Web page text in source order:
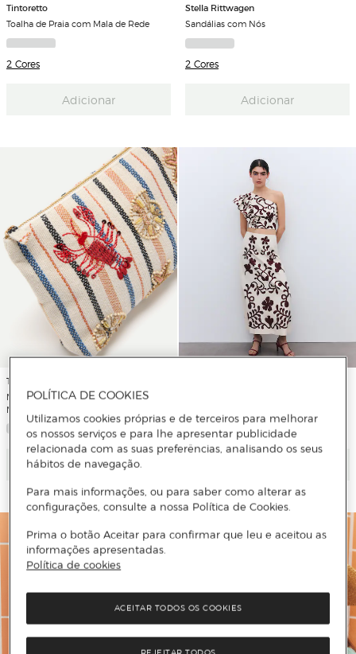
Tintoretto
Toalha de Praia com Mala de Rede
2 Cores
Adicionar
Stella Rittwagen
Sandálias com Nós
2 Cores
Adicionar
Tintoretto
Mala Tipo Clutch com Bordados do
Mar
Adicionar
POLÍTICA DE COOKIES
Utilizamos cookies próprias e de terceiros para melhorar
os nossos serviços e para lhe apresentar publicidade
relacionada com as suas preferências, analisando os seus
hábitos de navegação.
Para mais informações, ou para saber como alterar as
configurações, consulte a nossa Política de Cookies.
Prima o botão Aceitar para confirmar que leu e aceitou as
informações apresentadas.
Política de cookies
ACEITAR TODOS OS COOKIES